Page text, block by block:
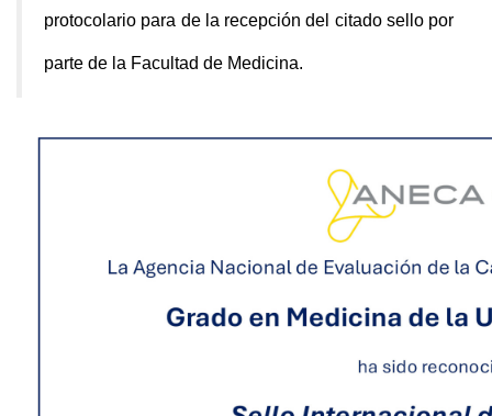
protocolario para de la recepción del citado sello por
parte de la Facultad de Medicina.